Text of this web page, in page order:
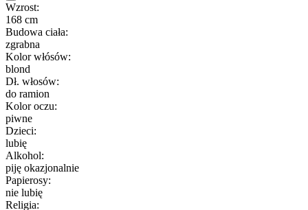
Wzrost:
168 cm
Budowa ciała:
zgrabna
Kolor włósów:
blond
Dł. włosów:
do ramion
Kolor oczu:
piwne
Dzieci:
lubię
Alkohol:
piję okazjonalnie
Papierosy:
nie lubię
Religia: